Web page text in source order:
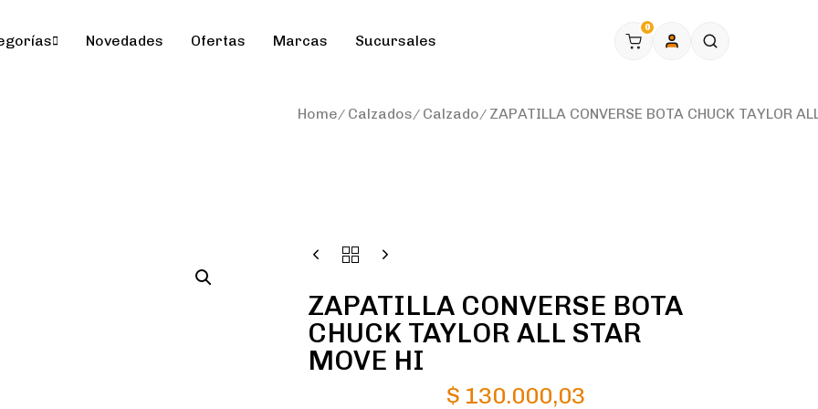
Novedades Ofertas Marcas Sucursales
0
Home Calzados Calzado ZAPATILLA CONVERSE BOTA CHUCK TAYLOR
ZAPATILLA CONVERSE BOTA
CHUCK TAYLOR ALL STAR
MOVE HI
$ 130.000,03